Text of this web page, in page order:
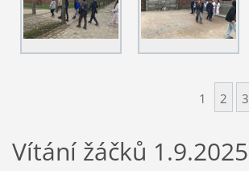
1 2 3
Vítání žáčků 1.9.2025